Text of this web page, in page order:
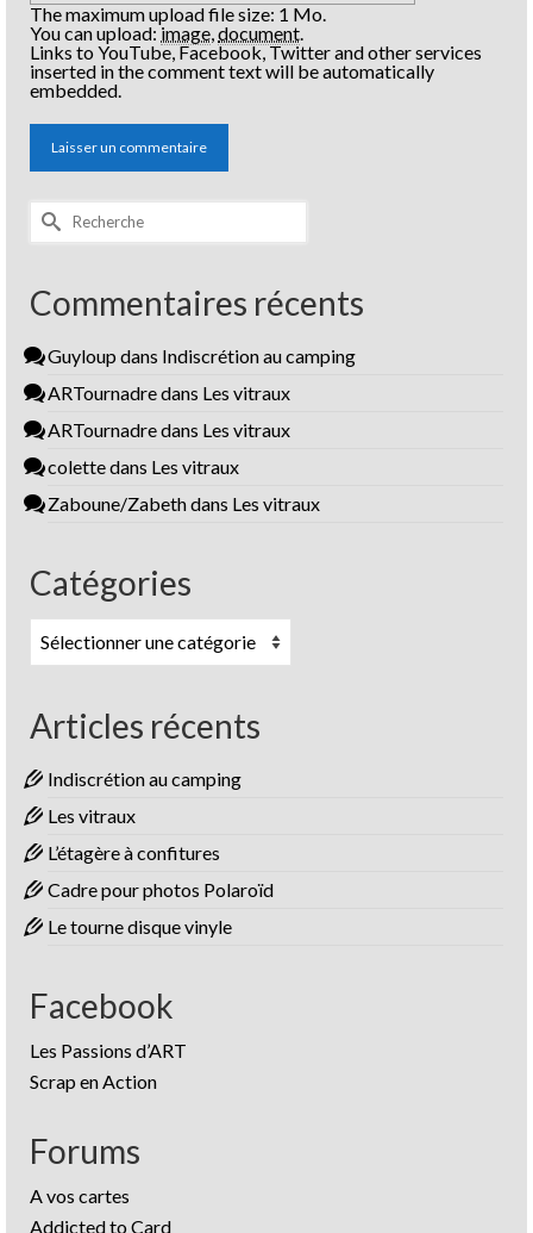
The maximum upload file size: 1 Mo.
You can upload:image document
Links to YouTube, Facebook, Twitter and other services
inserted in the comment text will be automatically
embedded.
Rechercher :
Commentaires récents
Guyloup dans Indiscrétion au camping
ARTournadredans Les vitraux
ARTournadredans Les vitraux
colettedans Les vitraux
Zaboune/Zabethdans Les vitraux
Catégories
Catégories
Articles récents
Indiscrétion au camping
Les vitraux
L’étagère à confitures
Cadre pour photos Polaroïd
Le tourne disque vinyle
Facebook
Les Passions d’ART
Scrap en Action
Forums
A vos cartes
Addicted to Card